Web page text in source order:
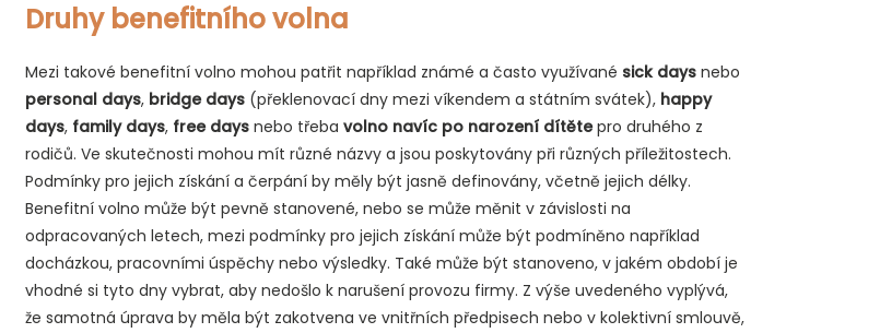
Druhy benefitního volna
Mezi takové benefitní volno mohou patřit například známé a často využívané sick days nebo
personal days, bridge days (překlenovací dny mezi víkendem a státním svátek), happy
days, family days, free days nebo třeba volno navíc po narození dítětepro druhého z
rodičů. Ve skutečnosti mohou mít různé názvy a jsou poskytovány při různých příležitostech.
Podmínky pro jejich získání a čerpání by měly být jasně definovány, včetně jejich délky.
Benefitní volno může být pevně stanovené, nebo se může měnit v závislosti na
odpracovaných letech, mezi podmínky pro jejich získání může být podmíněno například
docházkou, pracovními úspěchy nebo výsledky. Také může být stanoveno, v jakém období je
vhodné si tyto dny vybrat, aby nedošlo k narušení provozu firmy. Z výše uvedeného vyplývá,
že samotná úprava by měla být zakotvena ve vnitřních předpisech nebo v kolektivní smlouvě,